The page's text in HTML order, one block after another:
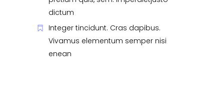
dictum
Integer tincidunt. Cras dapibus.
Vivamus elementum semper nisi
enean